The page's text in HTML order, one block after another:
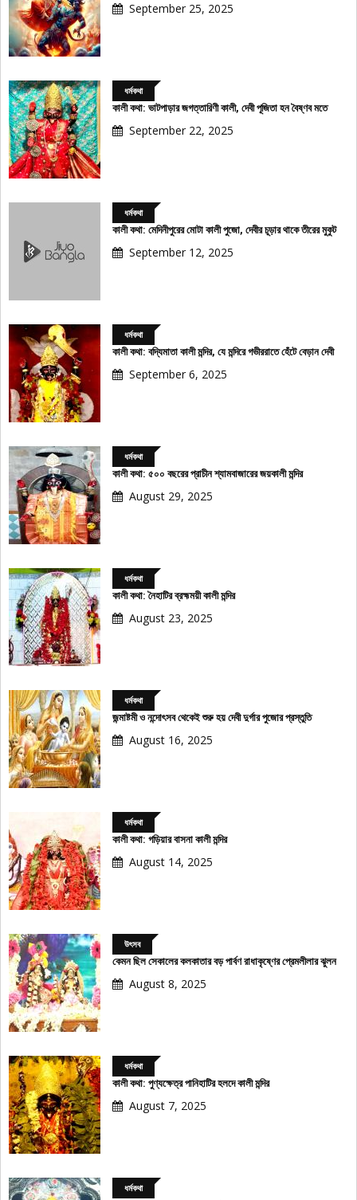
September 25, 2025
ধর্মকথা
কালী কথা: ভাটপাড়ার জগত্তারিণী কালী, দেবী পূজিতা হন বৈষ্ণব মতে
September 22, 2025
ধর্মকথা
কালী কথা: মেদিনীপুরের মোটা কালী পুজো, দেবীর চূড়ার থাকে তীরের মুকুট
September 12, 2025
ধর্মকথা
কালী কথা: বদ্যিমাতা কালী মন্দির, যে মন্দিরে গভীররাতে হেঁটে বেড়ান দেবী
September 6, 2025
ধর্মকথা
কালী কথা: ৫০০ বছরের প্রাচীন শ্যামবাজারের জয়কালী মন্দির
August 29, 2025
ধর্মকথা
কালী কথা: নৈহাটির ব্রহ্মময়ী কালী মন্দির
August 23, 2025
ধর্মকথা
জন্মাষ্টমী ও নন্দোৎসব থেকেই শুরু হয় দেবী দুর্গার পুজোর প্রস্তুতি
August 16, 2025
ধর্মকথা
কালী কথা: গড়িয়ার বাসনা কালী মন্দির
August 14, 2025
উৎসব
কেমন ছিল সেকালের কলকাতার বড় পার্বণ রাধাকৃষ্ণের প্রেমলীলার ঝুলন
August 8, 2025
ধর্মকথা
কালী কথা: পুণ্যক্ষেত্র পানিহাটির হলদে কালী মন্দির
August 7, 2025
ধর্মকথা